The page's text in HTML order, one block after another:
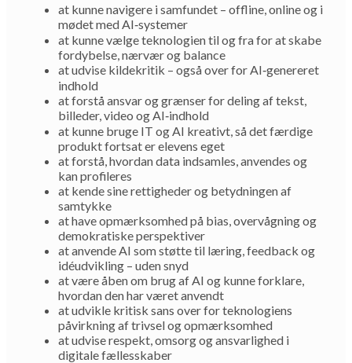
at kunne navigere i samfundet – offline, online og i
mødet med AI‑systemer
at kunne vælge teknologien til og fra for at skabe
fordybelse, nærvær og balance
at udvise kildekritik – også over for AI‑genereret
indhold
at forstå ansvar og grænser for deling af tekst,
billeder, video og AI‑indhold
at kunne bruge IT og AI kreativt, så det færdige
produkt fortsat er elevens eget
at forstå, hvordan data indsamles, anvendes og
kan profileres
at kende sine rettigheder og betydningen af
samtykke
at have opmærksomhed på bias, overvågning og
demokratiske perspektiver
at anvende AI som støtte til læring, feedback og
idéudvikling – uden snyd
at være åben om brug af AI og kunne forklare,
hvordan den har været anvendt
at udvikle kritisk sans over for teknologiens
påvirkning af trivsel og opmærksomhed
at udvise respekt, omsorg og ansvarlighed i
digitale fællesskaber